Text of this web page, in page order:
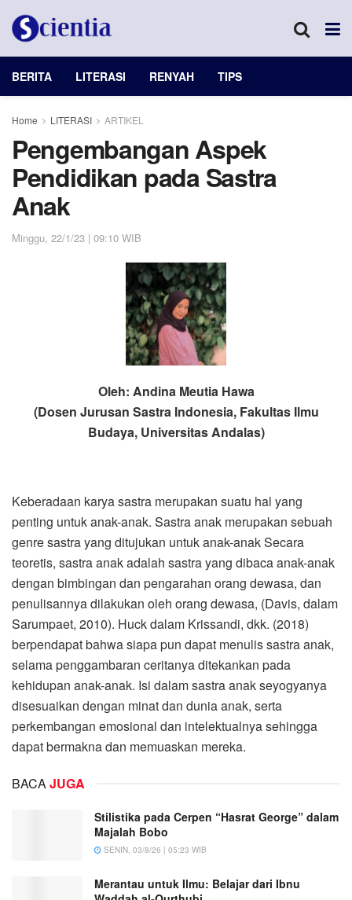
BERITA LITERASI RENYAH TIPS
Home LITERASI ARTIKEL
Pengembangan Aspek
Pendidikan pada Sastra
Anak
Minggu, 22/1/23 | 09:10 WIB
Oleh: Andina Meutia Hawa
(Dosen Jurusan Sastra Indonesia, Fakultas Ilmu
Budaya, Universitas Andalas)
Keberadaan karya sastra merupakan suatu hal yang
penting untuk anak-anak. Sastra anak merupakan sebuah
genre sastra yang ditujukan untuk anak-anak Secara
teoretis, sastra anak adalah sastra yang dibaca anak-anak
dengan bimbingan dan pengarahan orang dewasa, dan
penulisannya dilakukan oleh orang dewasa, (Davis, dalam
Sarumpaet, 2010). Huck dalam Krissandi, dkk. (2018)
berpendapat bahwa siapa pun dapat menulis sastra anak,
selama penggambaran ceritanya ditekankan pada
kehidupan anak-anak. Isi dalam sastra anak seyogyanya
disesuaikan dengan minat dan dunia anak, serta
perkembangan emosional dan intelektualnya sehingga
dapat bermakna dan memuaskan mereka.
BACAJUGA
Stilistika pada Cerpen “Hasrat George” dalam
Majalah Bobo
SENIN, 03/8/26 | 05:23 WIB
Merantau untuk Ilmu: Belajar dari Ibnu